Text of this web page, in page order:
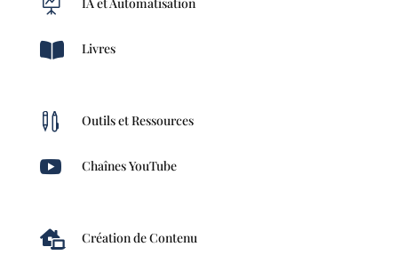
 Livres
 Outils et Ressources
 Chaînes YouTube
 Création de Contenu